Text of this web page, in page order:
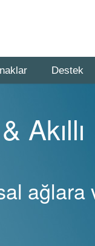
Destek
Akıllı
ağlara